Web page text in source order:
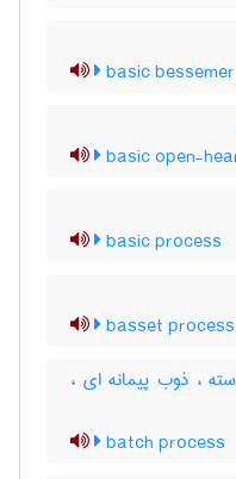
basic
basic open-
basic process
basset process
، ذوب پیمانه ای ،
batch process